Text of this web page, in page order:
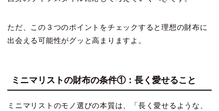
ただ、この３つのポイントをチェックすると理想の財布に
出会える可能性がグッと高まりますよ。
ミニマリストの財布の条件①：長く愛せること
ミニマリストのモノ選びの本質は、「長く愛せるような、